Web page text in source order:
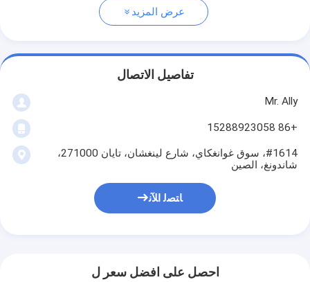
عرض المزيد
تفاصيل الاتصال
Mr. Ally
+86 15288923058
#1614، سوق غوانغكاي، شارع لينغشان، تايان 271000،
شاندونغ، الصين
ﺎﺘﺼﻟ ﺍﻶﻧ
احصل على افضل سعر ل